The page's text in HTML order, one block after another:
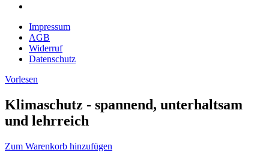
Impressum
AGB
Widerruf
Datenschutz
Vorlesen
Klimaschutz - spannend, unterhaltsam
und lehrreich
Zum Warenkorb hinzufügen